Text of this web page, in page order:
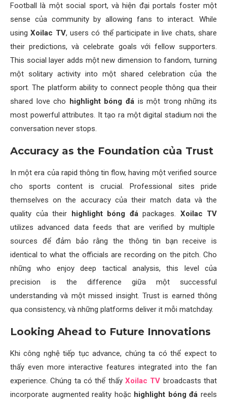
Football là một social sport, và hiện đại portals foster một
sense của community by allowing fans to interact. While
usingXoilac TV, users có thể participate in live chats, share
their predictions, và celebrate goals với fellow supporters.
This social layer adds một new dimension to fandom, turning
một solitary activity into một shared celebration của the
sport. The platform ability to connect people thông qua their
shared love cho
highlight bóng đá is một trong những its
most powerful attributes. It tạo ra một digital stadium nơi the
conversation never stops.
Accuracy as the Foundation của Trust
In một era của rapid thông tin flow, having một verified source
cho sports content is crucial. Professional sites pride
themselves on the accuracy của their match data và the
quality của their
highlight bóng đápackages. Xoilac TV
utilizes advanced data feeds that are verified by multiple
sources để đảm bảo rằng the thông tin bạn receive is
identical to what the officials are recording on the pitch. Cho
những who enjoy deep tactical analysis, this level của
precision is the difference giữa một successful
understanding và một missed insight. Trust is earned thông
qua consistency, và những platforms deliver it mỗi matchday.
Looking Ahead to Future Innovations
Khi công nghệ tiếp tục advance, chúng ta có thể expect to
thấy even more interactive features integrated into the fan
experience. Chúng ta có thể thấy Xoilac TV broadcasts that
incorporate augmented reality hoặc highlight bóng đá reels